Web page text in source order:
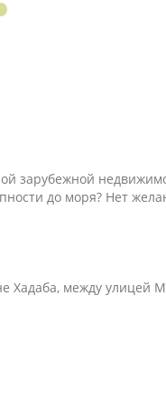
зарубежной
до моря? Нет
Хадаба, между улицей